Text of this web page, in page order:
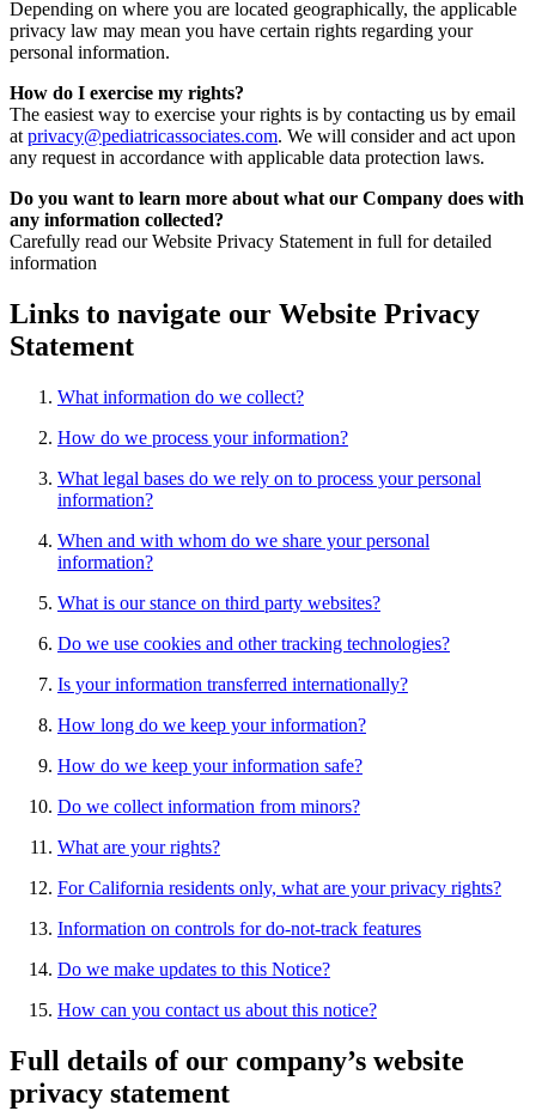
Depending on where you are located geographically, the applicable
privacy law may mean you have certain rights regarding your
personal information.
How do I exercise my rights?
The easiest way to exercise your rights is by contacting us by email
at privacy@pediatricassociates.com. We will consider and act upon
any request in accordance with applicable data protection laws.
Do you want to learn more about what our Company does with
any information collected?
Carefully read our Website Privacy Statement in full for detailed
information
Links to navigate our Website Privacy
Statement
What information do we collect?
How do we process your information?
What legal bases do we rely on to process your personal
information?
When and with whom do we share your personal
information?
What is our stance on third party websites?
Do we use cookies and other tracking technologies?
Is your information transferred internationally?
How long do we keep your information?
How do we keep your information safe?
Do we collect information from minors?
What are your rights?
For California residents only, what are your privacy rights?
Information on controls for do-not-track features
Do we make updates to this Notice?
How can you contact us about this notice?
Full details of our company’s website
privacy statement